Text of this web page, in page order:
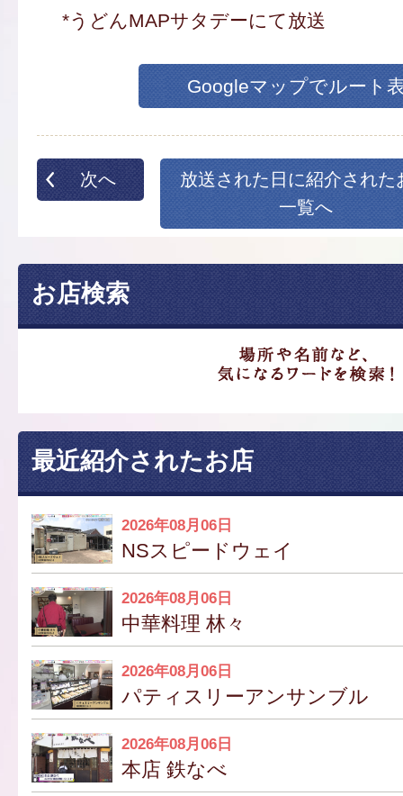
*うどんMAPサタデーにて放送
Googleマップでルート
次へ
放送された日に紹介された
一覧へ
お店検索
最近紹介されたお店
2026年08月06日
NSスピードウェイ
2026年08月06日
中華料理 林々
2026年08月06日
パティスリーアンサンブル
2026年08月06日
本店 鉄なべ